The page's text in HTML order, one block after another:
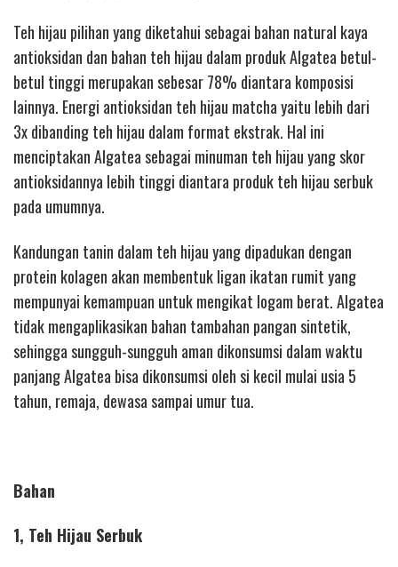
Teh hijau pilihan yang diketahui sebagai bahan natural kaya
antioksidan dan bahan teh hijau dalam produk Algatea betul-
betul tinggi merupakan sebesar 78% diantara komposisi
lainnya. Energi antioksidan teh hijau matcha yaitu lebih dari
3x dibanding teh hijau dalam format ekstrak. Hal ini
menciptakan Algatea sebagai minuman teh hijau yang skor
antioksidannya lebih tinggi diantara produk teh hijau serbuk
pada umumnya.
Kandungan tanin dalam teh hijau yang dipadukan dengan
protein kolagen akan membentuk ligan ikatan rumit yang
mempunyai kemampuan untuk mengikat logam berat. Algatea
tidak mengaplikasikan bahan tambahan pangan sintetik,
sehingga sungguh-sungguh aman dikonsumsi dalam waktu
panjang Algatea bisa dikonsumsi oleh si kecil mulai usia 5
tahun, remaja, dewasa sampai umur tua.
Bahan
1, Teh Hijau Serbuk